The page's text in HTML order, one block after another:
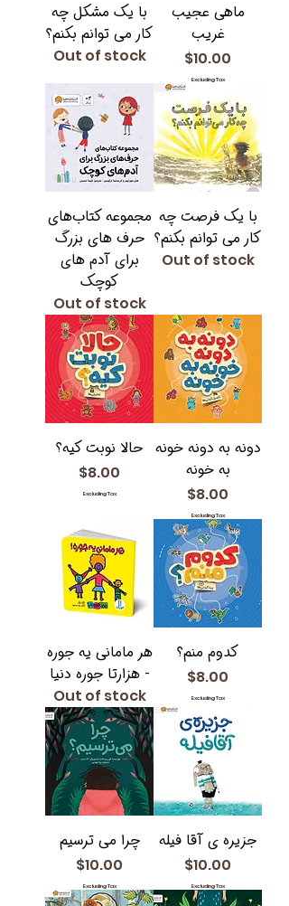
ماهی عجیب
غریب
Price
$10.00
Excluding Tax
با یک مشکل چه
کار می توانم بکنم؟
Out of stock
با یک فرصت چه
کار می توانم بکنم؟
Out of stock
مجموعه کتاب‌های
حرف های بزرگ
برای آدم های
کوچک
Out of stock
دونه به دونه خونه
به خونه
Price
$8.00
Excluding Tax
حالا نوبت کیه؟
Price
$8.00
Excluding Tax
کدوم منم؟
Price
$8.00
Excluding Tax
هر مامانی یه جوره
- هزارتا جوره دنیا
Out of stock
جزیره ی آقا فیله
Price
$10.00
Excluding Tax
چرا می ترسیم
Price
$10.00
Excluding Tax